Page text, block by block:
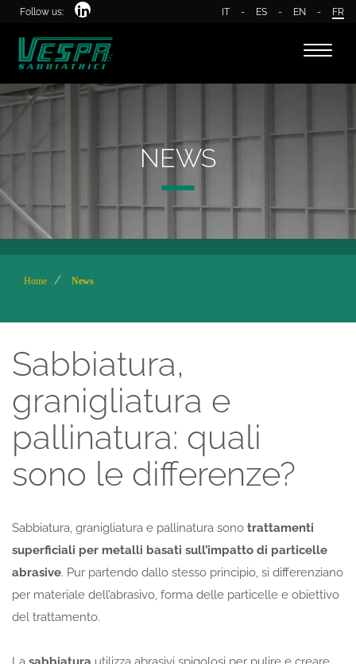
Follow us: IT - ES - EN - FR
Toggle
NEWS
Home News
Sabbiatura,
granigliatura e
pallinatura: quali
sono le differenze?
Sabbiatura, granigliatura e pallinatura sono trattamenti
superficiali per metalli basati sull’impatto di particelle
abrasive. Pur partendo dallo stesso principio, si differenziano
per materiale dell’abrasivo, forma delle particelle e obiettivo
del trattamento.